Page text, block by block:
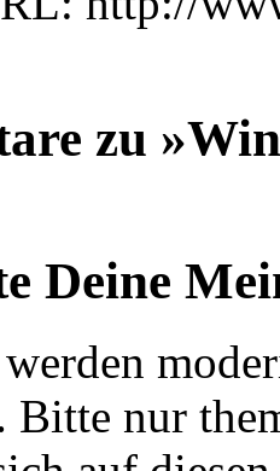
zu
Deine
Bitte nur